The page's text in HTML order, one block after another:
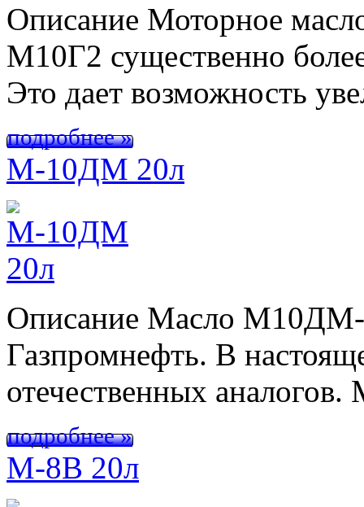
Описание Моторное
М10Г2 существенно
Это дает возможность
подробнее »
М-10ДМ 20л
Описание Масло М10ДМ-
Газпромнефть. В
отечественных
подробнее »
М-8В 20л